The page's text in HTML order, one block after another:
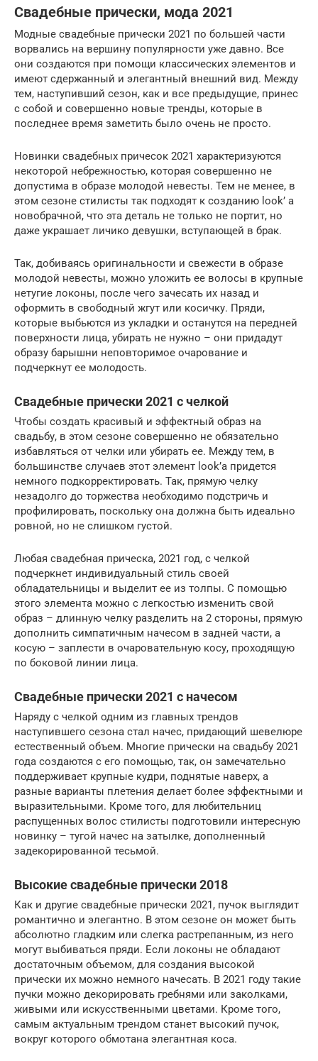
Свадебные прически, мода 2021
Модные свадебные прически 2021 по большей части
ворвались на вершину популярности уже давно. Все
они создаются при помощи классических элементов и
имеют сдержанный и элегантный внешний вид. Между
тем, наступивший сезон, как и все предыдущие, принес
с собой и совершенно новые тренды, которые в
последнее время заметить было очень не просто.
Новинки свадебных причесок 2021 характеризуются
некоторой небрежностью, которая совершенно не
допустима в образе молодой невесты. Тем не менее, в
этом сезоне стилисты так подходят к созданию look’ а
новобрачной, что эта деталь не только не портит, но
даже украшает личико девушки, вступающей в брак.
Так, добиваясь оригинальности и свежести в образе
молодой невесты, можно уложить ее волосы в крупные
нетугие локоны, после чего зачесать их назад и
оформить в свободный жгут или косичку. Пряди,
которые выбьются из укладки и останутся на передней
поверхности лица, убирать не нужно – они придадут
образу барышни неповторимое очарование и
подчеркнут ее молодость.
Свадебные прически 2021 с челкой
Чтобы создать красивый и эффектный образ на
свадьбу, в этом сезоне совершенно не обязательно
избавляться от челки или убирать ее. Между тем, в
большинстве случаев этот элемент look’а придется
немного подкорректировать. Так, прямую челку
незадолго до торжества необходимо подстричь и
профилировать, поскольку она должна быть идеально
ровной, но не слишком густой.
Любая свадебная прическа, 2021 год, с челкой
подчеркнет индивидуальный стиль своей
обладательницы и выделит ее из толпы. С помощью
этого элемента можно с легкостью изменить свой
образ – длинную челку разделить на 2 стороны, прямую
дополнить симпатичным начесом в задней части, а
косую – заплести в очаровательную косу, проходящую
по боковой линии лица.
Свадебные прически 2021 с начесом
Наряду с челкой одним из главных трендов
наступившего сезона стал начес, придающий шевелюре
естественный объем. Многие прически на свадьбу 2021
года создаются с его помощью, так, он замечательно
поддерживает крупные кудри, поднятые наверх, а
разные варианты плетения делает более эффектными и
выразительными. Кроме того, для любительниц
распущенных волос стилисты подготовили интересную
новинку – тугой начес на затылке, дополненный
задекорированной тесьмой.
Высокие свадебные прически 2018
Как и другие свадебные прически 2021, пучок выглядит
романтично и элегантно. В этом сезоне он может быть
абсолютно гладким или слегка растрепанным, из него
могут выбиваться пряди. Если локоны не обладают
достаточным объемом, для создания высокой
прически их можно немного начесать. В 2021 году такие
пучки можно декорировать гребнями или заколками,
живыми или искусственными цветами. Кроме того,
самым актуальным трендом станет высокий пучок,
вокруг которого обмотана элегантная коса.